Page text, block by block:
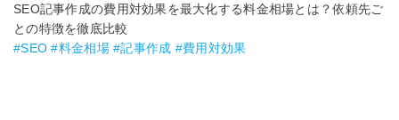
SEO記事作成の費用対効果を最大化する料金相場とは？依頼先ご
との特徴を徹底比較
#SEO #料金相場 #記事作成 #費用対効果